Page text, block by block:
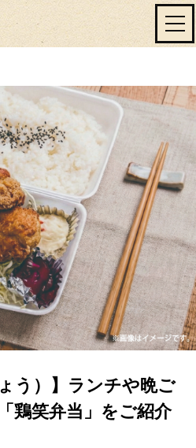
う）】ランチや晩ご
鶏笑弁当」をご紹介